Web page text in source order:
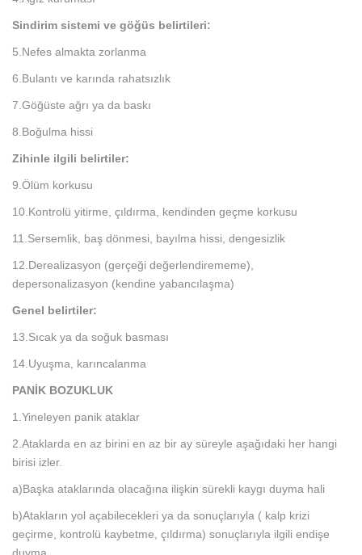
Sindirim sistemi ve göğüs belirtileri:
5.Nefes almakta zorlanma
6.Bulantı ve karında rahatsızlık
7.Göğüste ağrı ya da baskı
8.Boğulma hissi
Zihinle ilgili belirtiler:
9.Ölüm korkusu
10.Kontrolü yitirme, çıldırma, kendinden geçme korkusu
11.Sersemlik, baş dönmesi, bayılma hissi, dengesizlik
12.Derealizasyon (gerçeği değerlendirememe),
depersonalizasyon (kendine yabancılaşma)
Genel belirtiler:
13.Sıcak ya da soğuk basması
14.Uyuşma, karıncalanma
PANİK BOZUKLUK
1.Yineleyen panik ataklar
2.Ataklarda en az birini en az bir ay süreyle aşağıdaki her hangi
birisi izler.
a)Başka ataklarında olacağına ilişkin sürekli kaygı duyma hali
b)Atakların yol açabilecekleri ya da sonuçlarıyla ( kalp krizi
geçirme, kontrolü kaybetme, çıldırma) sonuçlarıyla ilgili endişe